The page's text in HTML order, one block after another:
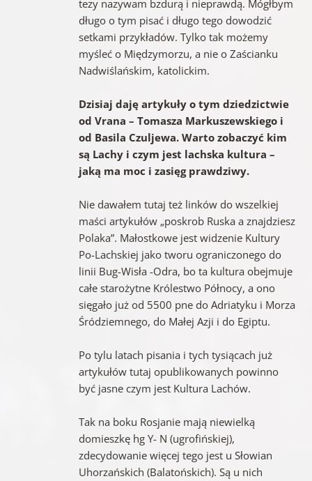
tezy nazywam bzdurą i nieprawdą. Mógłbym
długo o tym pisać i długo tego dowodzić
setkami przykładów. Tylko tak możemy
myśleć o Międzymorzu, a nie o Zaścianku
Nadwiślańskim, katolickim.
Dzisiaj daję artykuły o tym dziedzictwie
od Vrana – Tomasza Markuszewskiego i
od Basila Czuljewa. Warto zobaczyć kim
są Lachy i czym jest lachska kultura –
jaką ma moc i zasięg prawdziwy.
Nie dawałem tutaj też linków do wszelkiej
maści artykułów „poskrob Ruska a znajdziesz
Polaka”. Małostkowe jest widzenie Kultury
Po-Lachskiej jako tworu ograniczonego do
linii Bug-Wisła -Odra, bo ta kultura obejmuje
całe starożytne Królestwo Północy, a ono
sięgało już od 5500 pne do Adriatyku i Morza
Śródziemnego, do Małej Azji i do Egiptu.
Po tylu latach pisania i tych tysiącach już
artykułów tutaj opublikowanych powinno
być jasne czym jest Kultura Lachów.
Tak na boku Rosjanie mają niewielką
domieszkę hg Y- N (ugrofińskiej),
zdecydowanie więcej tego jest u Słowian
Uhorzańskich (Balatońskich). Są u nich